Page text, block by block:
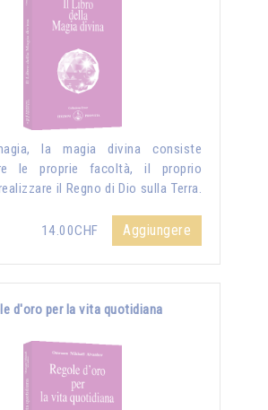
la magia divina consiste
le proprie facoltà, il proprio
il Regno di Dio sulla Terra.
14.00CHF
Aggiungere
d'oro per la vita quotidiana